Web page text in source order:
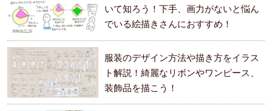
いて知ろう！下手、画力がないと悩ん
でいる絵描きさんにおすすめ！
服装のデザイン方法や描き方をイラス
ト解説！綺麗なリボンやワンピース、
装飾品を描こう！